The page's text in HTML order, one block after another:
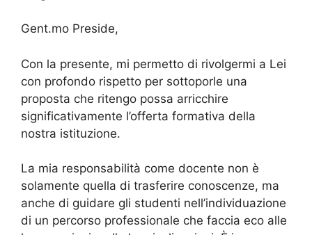
Gent.mo Preside,
Con la presente, mi permetto di rivolgermi a Lei
con profondo rispetto per sottoporle una
proposta che ritengo possa arricchire
significativamente l’offerta formativa della
nostra istituzione.
La mia responsabilità come docente non è
solamente quella di trasferire conoscenze, ma
anche di guidare gli studenti nell’individuazione
di un percorso professionale che faccia eco alle